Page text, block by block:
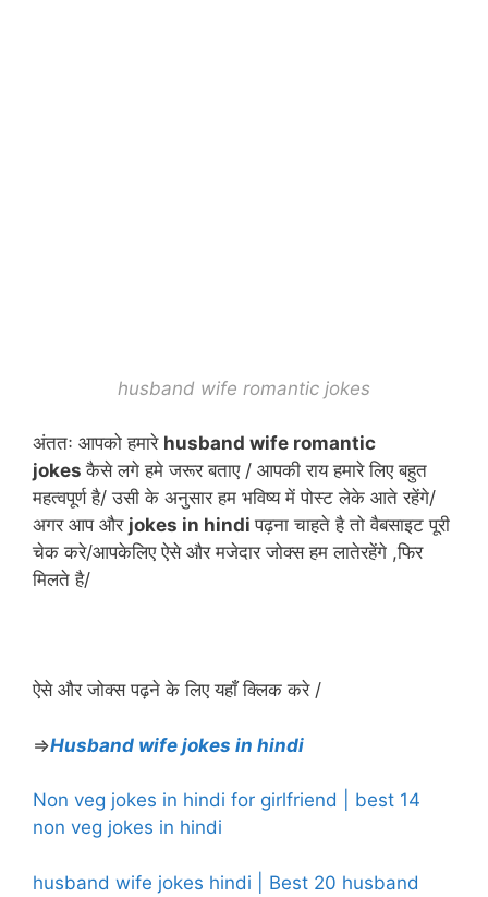
husband wife romantic jokes
अंततः आपको हमारे husband wife romantic
jokes कैसे लगे हमे जरूर बताए / आपकी राय हमारे लिए बहुत
महत्वपूर्ण है/ उसी के अनुसार हम भविष्य में पोस्ट लेके आते रहेंगे/
अगर आप और jokes in hindiपढ़ना चाहते है तो वैबसाइट पूरी
चेक करे/आपकेलिए ऐसे और मजेदार जोक्स हम लातेरहेंगे ,फिर
मिलते है/
ऐसे और जोक्स पढ़ने के लिए यहाँ क्लिक करे /
⇒Husband wife jokes in hindi
Non veg jokes in hindi for girlfriend | best 14
non veg jokes in hindi
husband wife jokes hindi | Best 20 husband